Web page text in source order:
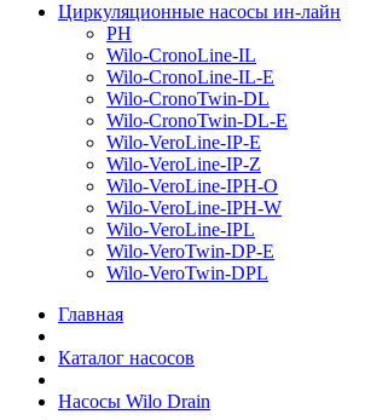
Циркуляционные насосы ин-лайн
PH
Wilo-CronoLine-IL
Wilo-CronoLine-IL-E
Wilo-CronoTwin-DL
Wilo-CronoTwin-DL-E
Wilo-VeroLine-IP-E
Wilo-VeroLine-IP-Z
Wilo-VeroLine-IPH-O
Wilo-VeroLine-IPH-W
Wilo-VeroLine-IPL
Wilo-VeroTwin-DP-E
Wilo-VeroTwin-DPL
Главная
Каталог насосов
Насосы Wilo Drain